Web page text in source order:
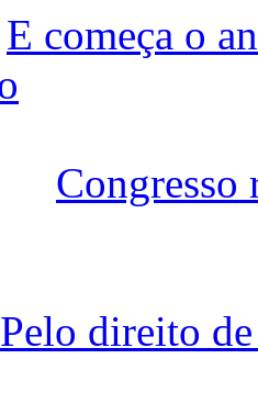
E começa o
Congresso
Pelo direito